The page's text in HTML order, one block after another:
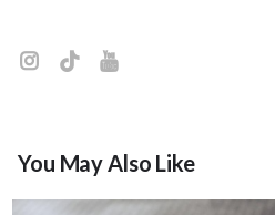
You May Also Like